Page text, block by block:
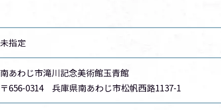
未指定
南あわじ市滝川記念美術館玉青館
〒656-0314 兵庫県南あわじ市松帆西路1137-1